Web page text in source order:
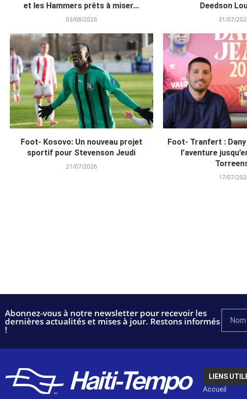
et les Hammers prêts à miser...
03/08/2026
Deedson
31/07/
Foot- Kosovo: Un nouveau projet
sportif pour Stevenson Jeudi
21/07/2026
Foot- Tranfert :
l’aventure
17/07/
Abonnez-vous à notre newsletter pour recevoir les
dernières actualités et mises à jour. Restons informés
!
LIENS
Accueil